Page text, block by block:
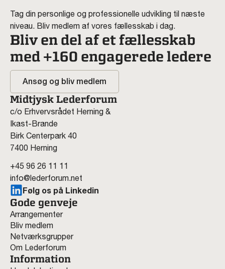
Tag din personlige og professionelle udvikling til næste
niveau. Bliv medlem af vores fællesskab i dag.
Bliv en del af et fællesskab
med +160 engagerede ledere
Ansøg og bliv medlem
Midtjysk Lederforum
c/o Erhvervsrådet Herning &
Ikast-Brande
Birk Centerpark 40
7400 Herning
+45 96 26 11 11
info@lederforum.net
Følg os på Linkedin
Gode genveje
Arrangementer
Bliv medlem
Netværksgrupper
Om Lederforum
Information